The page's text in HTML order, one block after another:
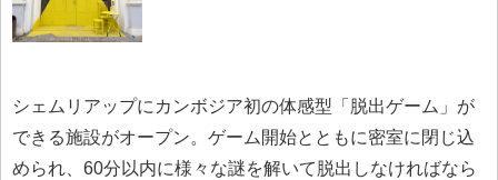
シェムリアップにカンボジア初の体感型「脱出ゲーム」が
できる施設がオープン。ゲーム開始とともに密室に閉じ込
められ、60分以内に様々な謎を解いて脱出しなければなら